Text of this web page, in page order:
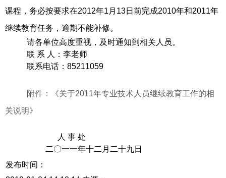
课程，务必按要求在2012年1月13日前完成2010年和2011年
继续教育任务，逾期不能补修。
请各单位高度重视，及时通知到相关人员。
联 系 人：李老师
联系电话：85211059
附件：《关于2011年专业技术人员继续教育工作的相
关说明》
人 事 处
二〇一一年十二月二十九日
发布时间：